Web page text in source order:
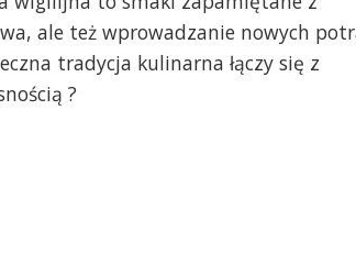
ale też wprowadzanie nowych
tradycja kulinarna łączy się z
?